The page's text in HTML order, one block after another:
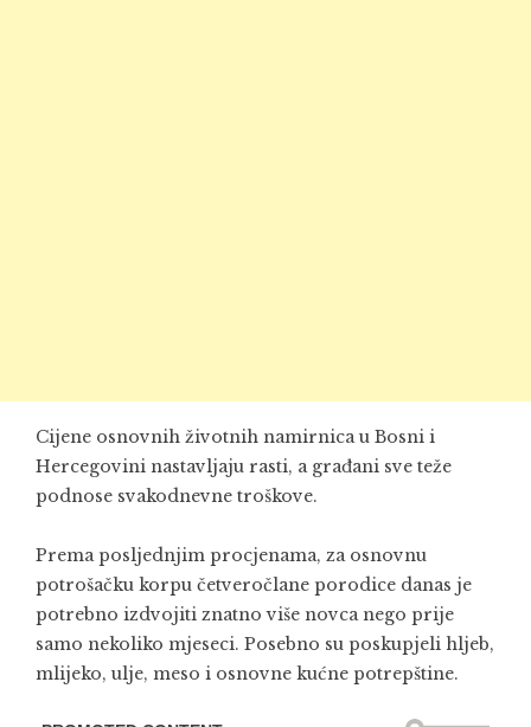
Cijene osnovnih životnih namirnica u Bosni i
Hercegovini nastavljaju rasti, a građani sve teže
podnose svakodnevne troškove.
Prema posljednjim procjenama, za osnovnu
potrošačku korpu četveročlane porodice danas je
potrebno izdvojiti znatno više novca nego prije
samo nekoliko mjeseci. Posebno su poskupjeli hljeb,
mlijeko, ulje, meso i osnovne kućne potrepštine.